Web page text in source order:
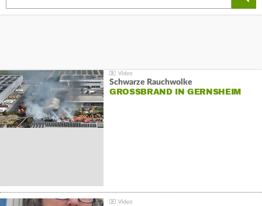
Schwarze Rauchwolke
GROSSBRAND IN GERNSHEIM